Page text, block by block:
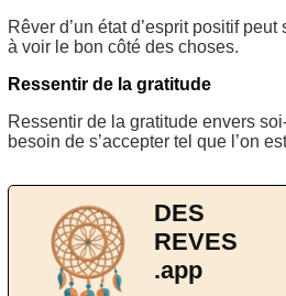
Rêver d’un état d’esprit positif
à voir le bon côté des choses.
Ressentir de la gratitude
Ressentir de la gratitude envers
besoin de s’accepter tel que l’on
DES
REVES
.app